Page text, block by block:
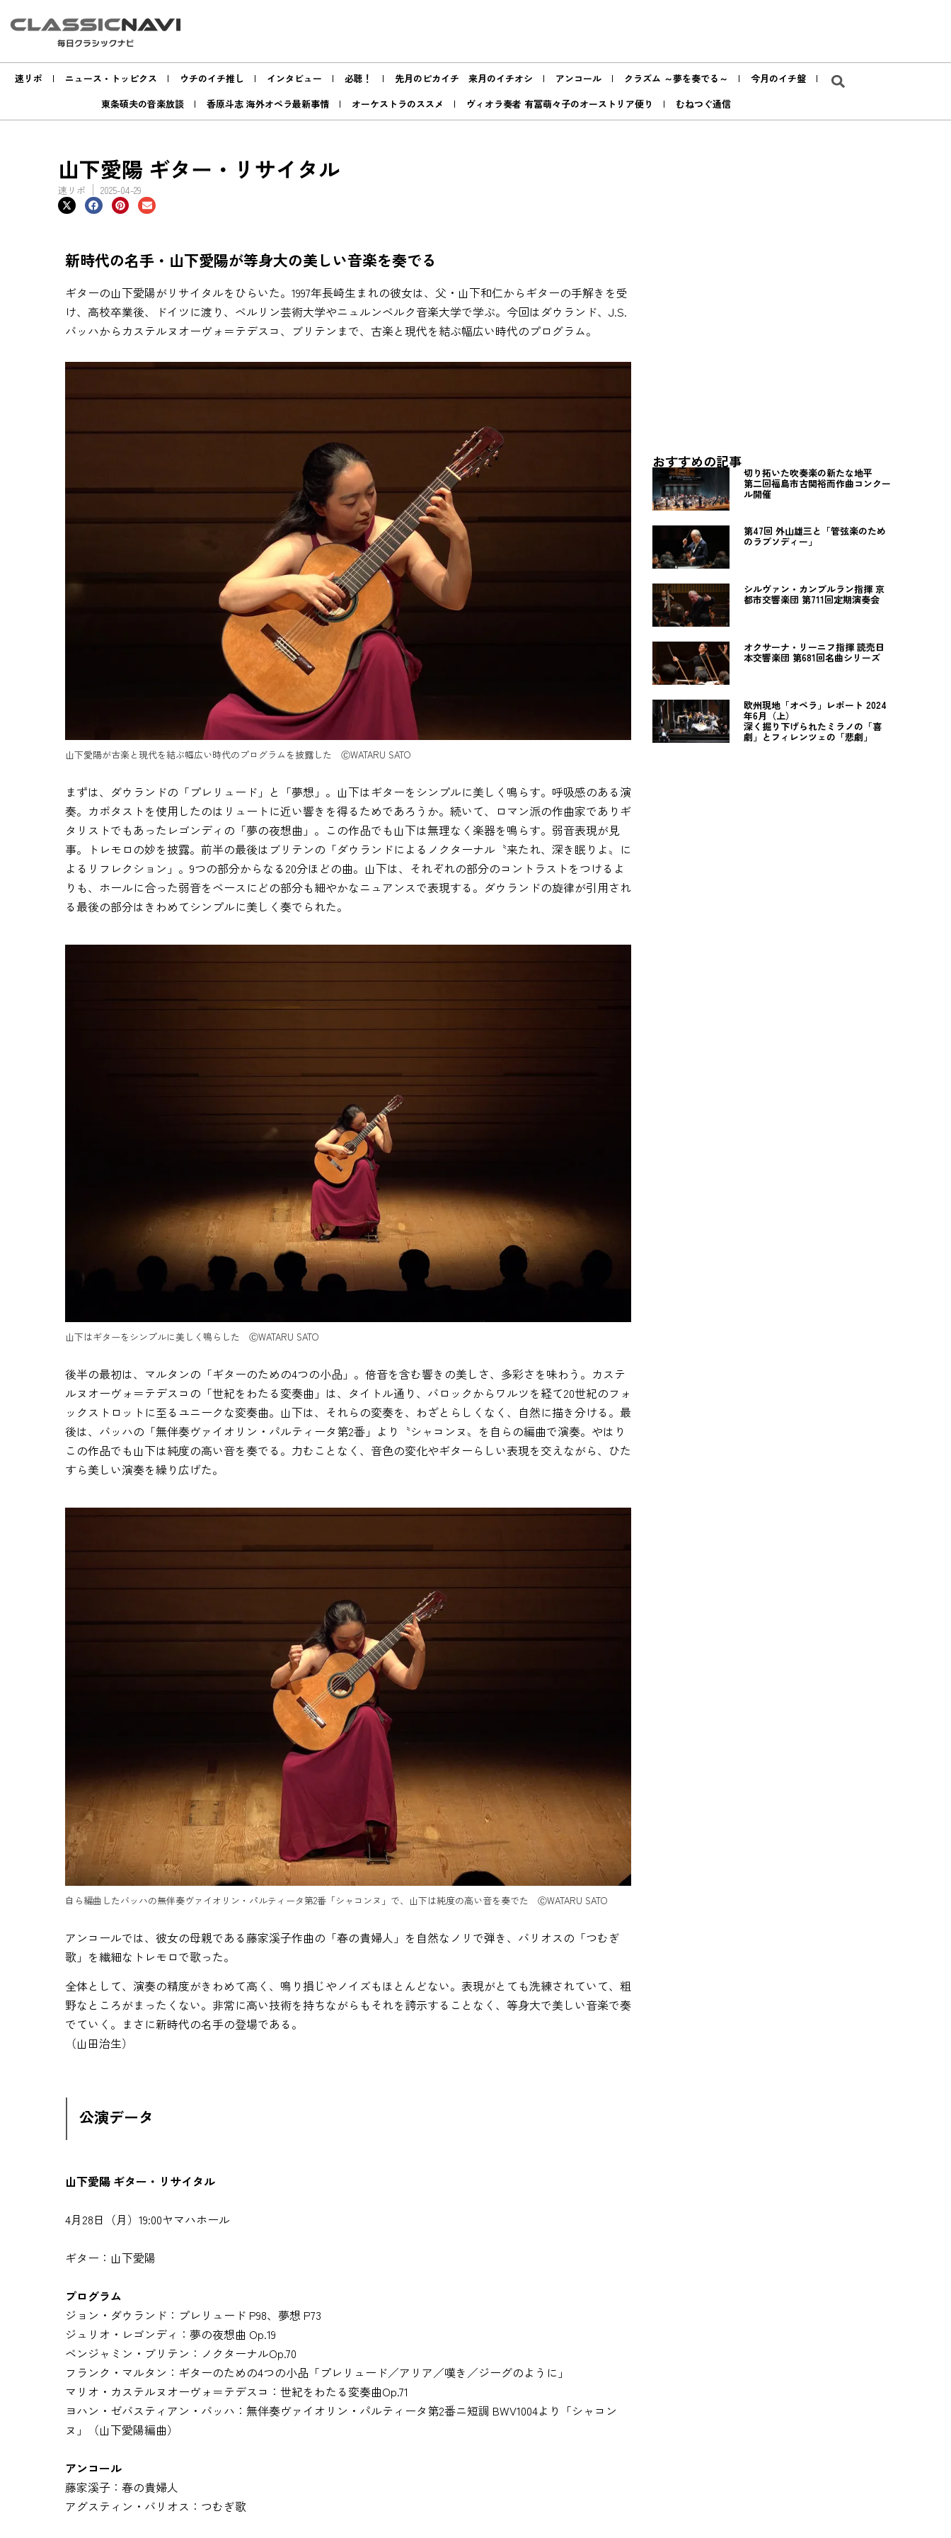
速リポ ニュース・トッピクス ウチのイチ推し インタビュー 必聴！ 先月のピカイチ 来月のイチオシ アンコール クラズム ～夢を奏でる～
今月のイチ盤
東条碩夫の音楽放談
香原斗志 海外オペラ最新事情 オーケストラのススメ ヴィオラ奏者 有冨萌々子のオーストリア便り むねつぐ通信
山下愛陽 ギター・リサイタル
速リポ 2025-04-29
新時代の名手・山下愛陽が等身大の美しい音楽を奏でる
ギターの山下愛陽がリサイタルをひらいた。1997年長崎生まれの彼女は、父・山下和仁からギターの手解きを受
け、高校卒業後、ドイツに渡り、ベルリン芸術大学やニュルンベルク音楽大学で学ぶ。今回はダウランド、J.S.
バッハからカステルヌオーヴォ＝テデスコ、ブリテンまで、古楽と現代を結ぶ幅広い時代のプログラム。
山下愛陽が古楽と現代を結ぶ幅広い時代のプログラムを披露した ⒸWATARU SATO
まずは、ダウランドの「プレリュード」と「夢想」。山下はギターをシンプルに美しく鳴らす。呼吸感のある演
奏。カポタストを使用したのはリュートに近い響きを得るためであろうか。続いて、ロマン派の作曲家でありギ
タリストでもあったレゴンディの「夢の夜想曲」。この作品でも山下は無理なく楽器を鳴らす。弱音表現が見
事。トレモロの妙を披露。前半の最後はブリテンの「ダウランドによるノクターナル〝来たれ、深き眠りよ〟に
よるリフレクション」。9つの部分からなる20分ほどの曲。山下は、それぞれの部分のコントラストをつけるよ
りも、ホールに合った弱音をベースにどの部分も細やかなニュアンスで表現する。ダウランドの旋律が引用され
る最後の部分はきわめてシンプルに美しく奏でられた。
山下はギターをシンプルに美しく鳴らした ⒸWATARU SATO
後半の最初は、マルタンの「ギターのための4つの小品」。倍音を含む響きの美しさ、多彩さを味わう。カステ
ルヌオーヴォ＝テデスコの「世紀をわたる変奏曲」は、タイトル通り、バロックからワルツを経て20世紀のフォ
ックストロットに至るユニークな変奏曲。山下は、それらの変奏を、わざとらしくなく、自然に描き分ける。最
後は、バッハの「無伴奏ヴァイオリン・パルティータ第2番」より〝シャコンヌ〟を自らの編曲で演奏。やはり
この作品でも山下は純度の高い音を奏でる。力むことなく、音色の変化やギターらしい表現を交えながら、ひた
すら美しい演奏を繰り広げた。
自ら編曲したバッハの無伴奏ヴァイオリン・パルティータ第2番「シャコンヌ」で、山下は純度の高い音を奏でた ⒸWATARU SATO
アンコールでは、彼女の母親である藤家溪子作曲の「春の貴婦人」を自然なノリで弾き、バリオスの「つむぎ
歌」を繊細なトレモロで歌った。
全体として、演奏の精度がきわめて高く、鳴り損じやノイズもほとんどない。表現がとても洗練されていて、粗
野なところがまったくない。非常に高い技術を持ちながらもそれを誇示することなく、等身大で美しい音楽で奏
でていく。まさに新時代の名手の登場である。
（山田治生）
公演データ
山下愛陽 ギター・リサイタル
4月28日（月）19:00ヤマハホール
ギター：山下愛陽
プログラム
ジョン・ダウランド：プレリュード P98、夢想 P73
ジュリオ・レゴンディ：夢の夜想曲 Op.19
ベンジャミン・ブリテン：ノクターナルOp.70
フランク・マルタン：ギターのための4つの小品「プレリュード／アリア／嘆き／ジーグのように」
マリオ・カステルヌオーヴォ＝テデスコ：世紀をわたる変奏曲Op.71
ヨハン・ゼバスティアン・バッハ：無伴奏ヴァイオリン・パルティータ第2番ニ短調 BWV1004より「シャコン
ヌ」（山下愛陽編曲）
アンコール
藤家溪子：春の貴婦人
アグスティン・バリオス：つむぎ歌
おすすめの記事
切り拓いた吹奏楽の新たな地平
第二回福島市古関裕而作曲コンクー
ル開催
第47回 外山雄三と「管弦楽のため
のラプソディー」
シルヴァン・カンブルラン指揮 京
都市交響楽団 第711回定期演奏会
オクサーナ・リーニフ指揮 読売日
本交響楽団 第681回名曲シリーズ
欧州現地「オペラ」レポート 2024
年6月（上）
深く掘り下げられたミラノの「喜
劇」とフィレンツェの「悲劇」